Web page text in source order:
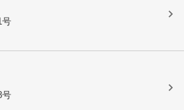
号
号